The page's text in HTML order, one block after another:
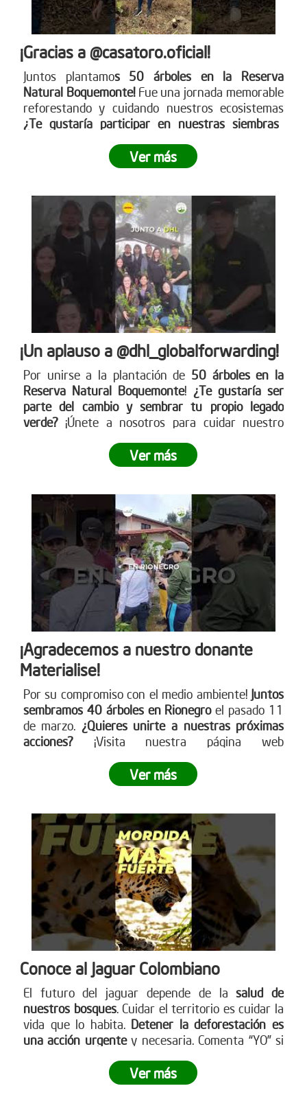
¡Gracias a @casatoro.oficial!
Juntos plantamos 50 árboles en la Reserva
Natural Boquemonte!Fue una jornada memorable
reforestando y cuidando nuestros ecosistemas
¿Te gustaría participar en nuestras siembras
¡Unámonos por un futuro más verde!
Ver más
¡Un aplauso a @dhl_globalforwarding!
Por unirse a la plantación de 50 árboles en la
Reserva Natural Boquemonte! ¿Te gustaría ser
parte del cambio y sembrar tu propio legado
verde?¡Únete a nosotros para cuidar nuestro
www.reddearboles.orgVer más
¡Agradecemos a nuestro donante
Materialise!
Por su compromiso con el medio ambiente! Juntos
sembramos 40 árboles en Rionegroel pasado 11
de marzo. ¿Quieres unirte a nuestras próximas
acciones?¡Visita nuestra página web
Ver más
Conoce al Jaguar Colombiano
El futuro del jaguar depende de lasalud de
nuestros bosques. Cuidar el territorio es cuidar la
vida que lo habita.Detener la deforestación es
una acción urgentey necesaria. Comenta “YO” si
www.reddearboles.orgVer más